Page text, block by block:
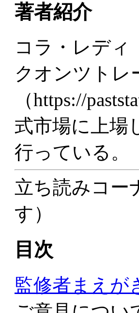
著者紹介
コラ・レディ
クオンツトレ
（https://
式市場に上場
行っている。
立ち読みコー
す）
目次
監修者まえが